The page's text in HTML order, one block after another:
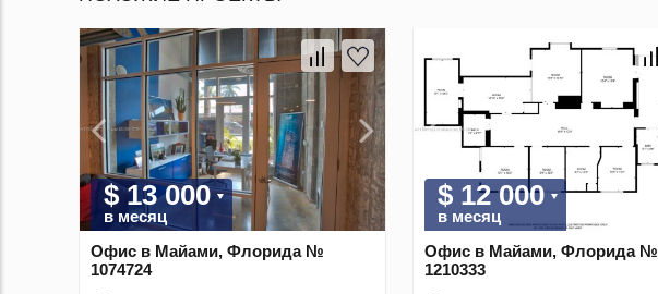
$ 13 000
в месяц
Офис в Майами, Флорида №
1074724
$ 12 000
в месяц
Офис в Майами, Флорида №
1210333